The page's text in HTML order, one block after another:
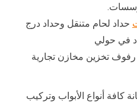
حداد لحام متنقل وحداد درج
في حولي
رفوف تخزين مخازن تجارية
كافة أنواع الأبواب وتركيب